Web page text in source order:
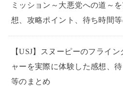
ミッション～大悪党への道～
想、攻略ポイント、待ち時間
【USJ】スヌーピーのフライ
ャーを実際に体験した感想、
等のまとめ